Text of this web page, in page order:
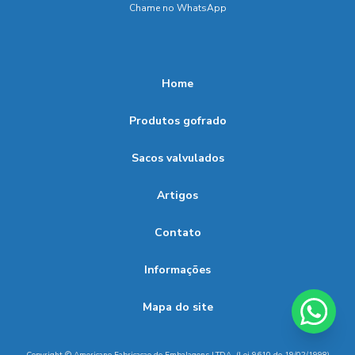
Sacos com Válvula: Inovação para Otimizar o Armazenamento
Otimização do Armazenamento de Produtos
Sacos Valvulados 25kg: Armazenagem e Transporte Eficiente
Essenciais para Seu Negócio
Chame no WhatsApp
Home
Produtos gofrado
Sacos valvulados
Artigos
Contato
Informações
Mapa do site